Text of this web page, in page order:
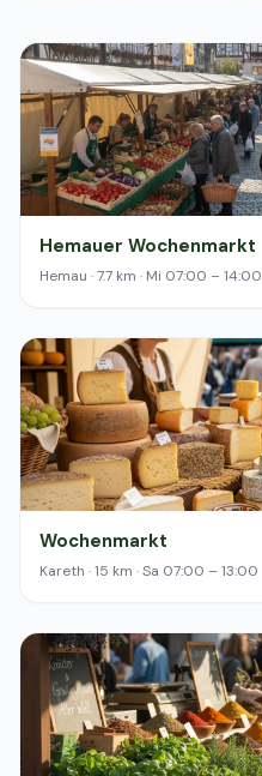
Hemauer Wochenmarkt
Hemau · 7.7 km · Mi 07:00 – 14:00
Wochenmarkt
Kareth · 15 km · Sa 07:00 – 13:00